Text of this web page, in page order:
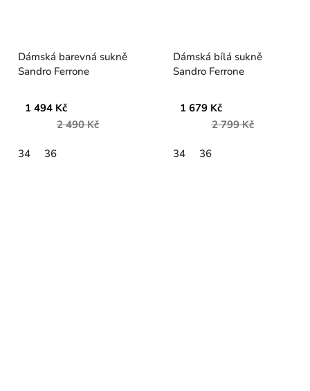
Dámská barevná sukně
Sandro Ferrone
1 494 Kč
2 490 Kč
34 36
Dámská bílá sukně
Sandro Ferrone
1 679 Kč
2 799 Kč
34 36